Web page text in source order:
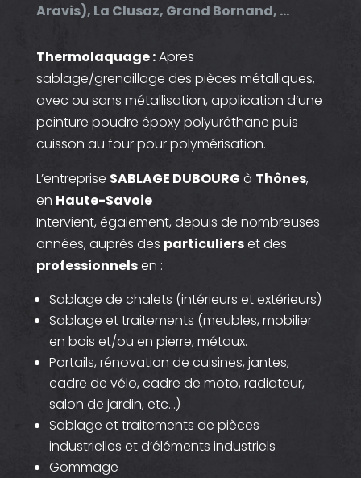
Aravis), La Clusaz, Grand Bornand, …
Thermolaquage :Apres
sablage/grenaillage des pièces métalliques,
avec ou sans métallisation, application d’une
peinture poudre époxy polyuréthane puis
cuisson au four pour polymérisation.
L’entreprise SABLAGE DUBOURG à Thônes,
en Haute-Savoie
Intervient, également, depuis de nombreuses
années, auprès des particulierset des
professionnelsen :
Sablage de chalets (intérieurs et extérieurs)
Sablage et traitements (meubles, mobilier
en bois et/ou en pierre, métaux.
Portails, rénovation de cuisines, jantes,
cadre de vélo, cadre de moto, radiateur,
salon de jardin, etc…)
Sablage et traitements de pièces
industrielles et d’éléments industriels
Gommage